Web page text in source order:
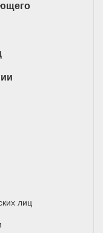
лиц